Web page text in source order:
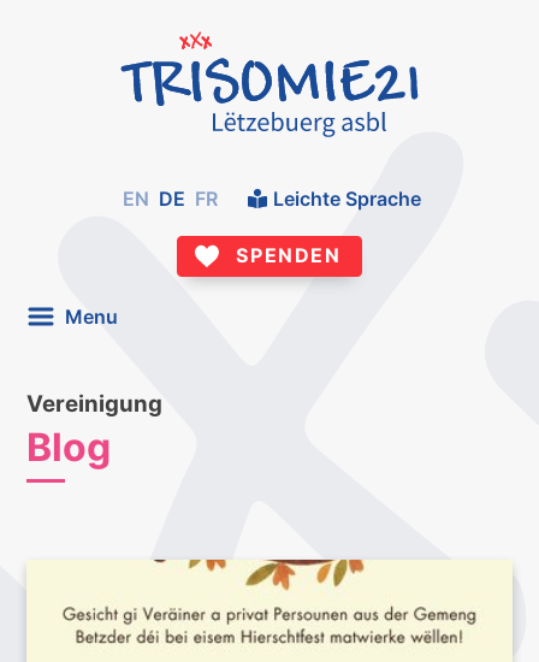
EN DE FR Leichte Sprache
SPENDEN
Menu
Vereinigung
Blog